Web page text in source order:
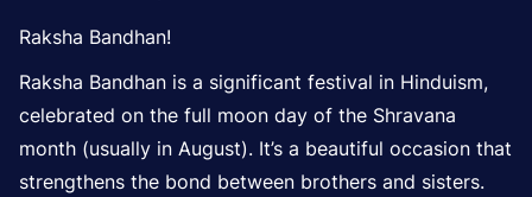
Raksha Bandhan!
Raksha Bandhan is a significant festival in Hinduism,
celebrated on the full moon day of the Shravana
month (usually in August). It’s a beautiful occasion that
strengthens the bond between brothers and sisters.